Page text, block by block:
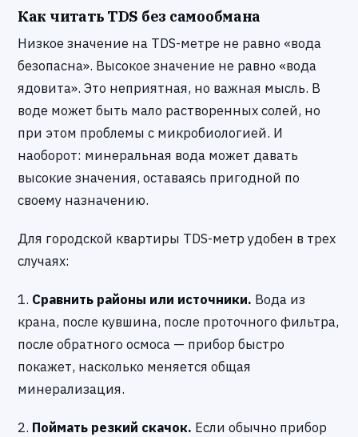
Как читать TDS без самообмана
Низкое значение на TDS-метре не равно «вода
безопасна». Высокое значение не равно «вода
ядовита». Это неприятная, но важная мысль. В
воде может быть мало растворенных солей, но
при этом проблемы с микробиологией. И
наоборот: минеральная вода может давать
высокие значения, оставаясь пригодной по
своему назначению.
Для городской квартиры TDS-метр удобен в трех
случаях:
1. Сравнить районы или источники. Вода из
крана, после кувшина, после проточного фильтра,
после обратного осмоса — прибор быстро
покажет, насколько меняется общая
минерализация.
2. Поймать резкий скачок. Если обычно прибор